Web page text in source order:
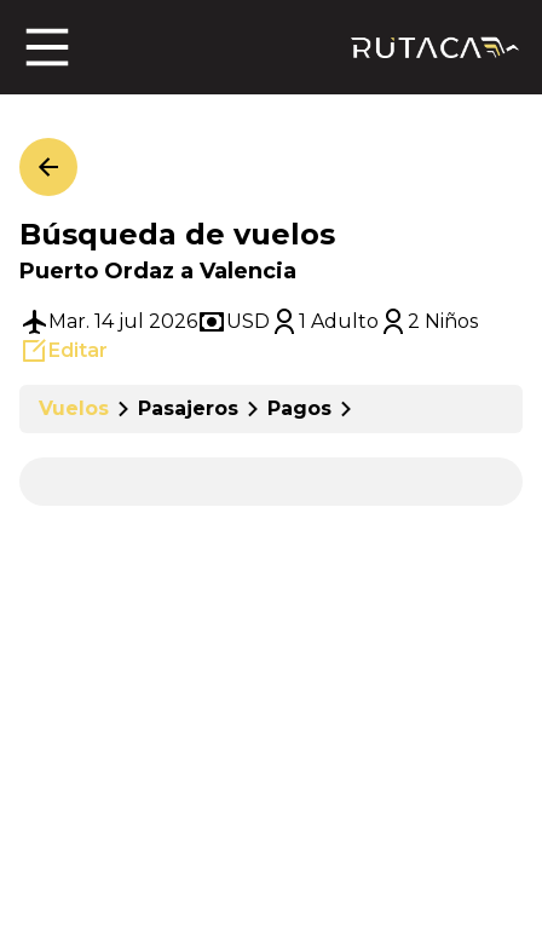
Búsqueda de vuelos
Puerto Ordaz a Valencia
Mar. 14 jul 2026 USD 1 Adulto
2 Niños
Editar
Vuelos Pasajeros Pagos